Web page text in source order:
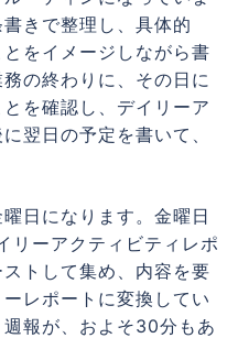
きで整理し、具体的
をイメージしながら書
の終わりに、その日に
を確認し、デイリーア
翌日の予定を書いて、
日になります。金曜日
リーアクティビティレポ
トして集め、内容を要
レポートに変換してい
報が、およそ30分もあ